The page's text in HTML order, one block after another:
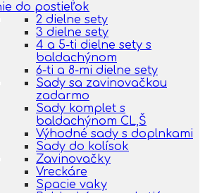
do postieľok
2 dielne sety
3 dielne sety
4 a 5-ti dielne sety s
baldachýnom
6-ti a 8-mi dielne sety
Sady sa zavinovačkou
zadarmo
Sady komplet s
baldachýnom CL,Š
Výhodné sady s doplnkami
Sady do kolísok
Zavinovačky
Vreckáre
Spacie vaky